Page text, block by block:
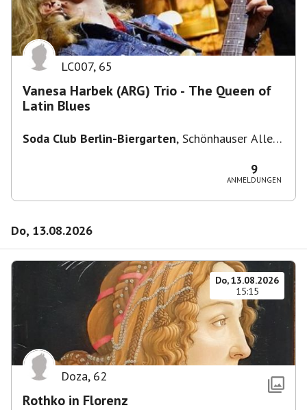
LC007, 65
Vanesa Harbek (ARG) Trio - The Queen of
Latin Blues
Soda Club Berlin-Biergarten, Schönhauser Allee
9
ANMELDUNGEN
Do, 13.08.2026
Do, 13.08.2026
15:15
Doza, 62
Rothko in Florenz